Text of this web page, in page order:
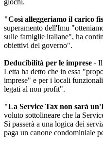
giochi.
"Così alleggeriamo il carico
superamento dell'Imu
sulle famiglie italiane", ha
obiettivi del governo".
Deducibilità per le imprese -
Letta ha detto che in essa
imprese" e per i locali
legati al non profit".
"La Service Tax non sarà
voluto sottolineare che la
Si passerà a una logica dei
paga un canone condominiale